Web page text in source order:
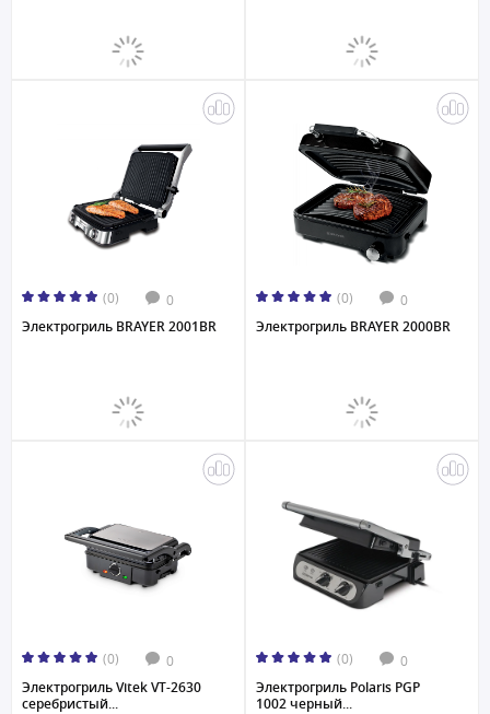
(0) 0
Электрогриль BRAYER 2001BR
(0) 0
Электрогриль BRAYER 2000BR
(0) 0
Электрогриль Vitek VT-2630
cеребристый...
(0) 0
Электрогриль Polaris PGP
1002 черный...